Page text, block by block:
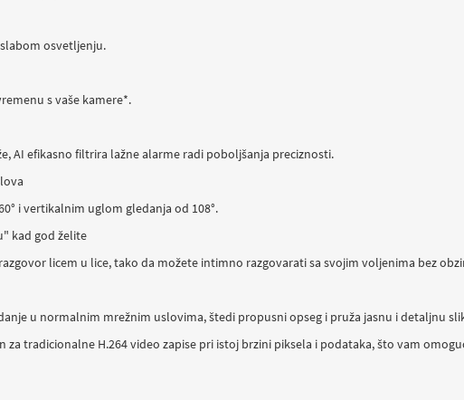
osvetljenju.
s vaše kamere*.
AI efikasno filtrira lažne alarme radi poboljšanja preciznosti.
i vertikalnim uglom gledanja od 108°.
kad god želite
licem u lice, tako da možete intimno razgovarati sa svojim voljenima bez
u normalnim mrežnim uslovima, štedi propusni opseg i pruža jasnu i detaljnu
tradicionalne H.264 video zapise pri istoj brzini piksela i podataka, što vam